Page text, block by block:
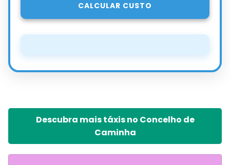
CALCULAR CUSTO
Descubra mais táxis no Concelho de
Caminha